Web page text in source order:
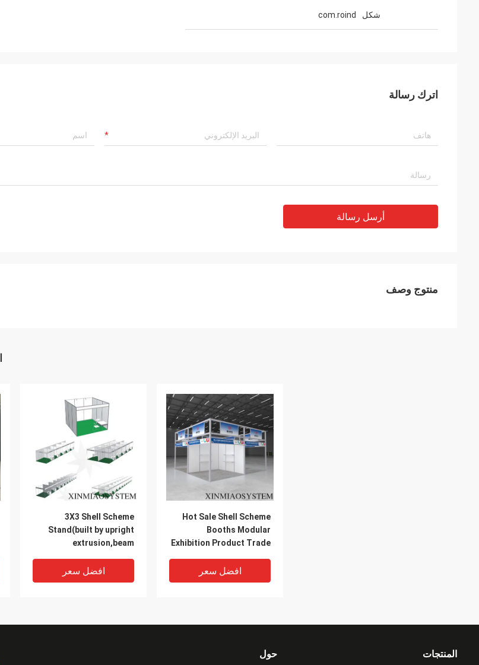
شكل com.roind
اترك رسالة
أرسل رسالة
منتوج وصف
3X3 Shell Scheme
Stand(built by upright
extrusion,beam
افضل سعر
Hot Sale Shell Scheme
Booths Modular
Exhibition Product Trade
افضل سعر
حول المنتجات